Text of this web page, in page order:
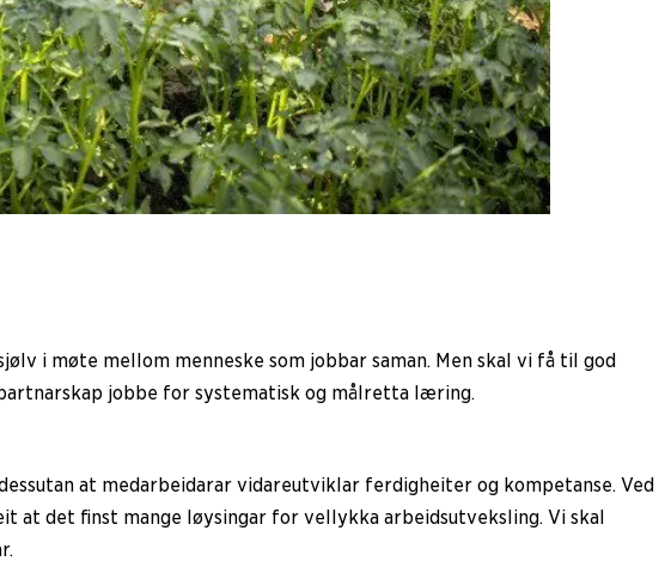
i møte mellom menneske som jobbar saman. Men skal vi få til god
jobbe for systematisk og målretta læring.
at medarbeidarar vidareutviklar ferdigheiter og kompetanse. Ved
det finst mange løysingar for vellykka arbeidsutveksling. Vi skal